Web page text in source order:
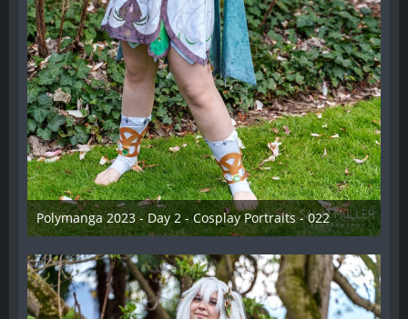
Polymanga 2023 - Day 2 - Cosplay Portraits - 022
12. Mai 2023